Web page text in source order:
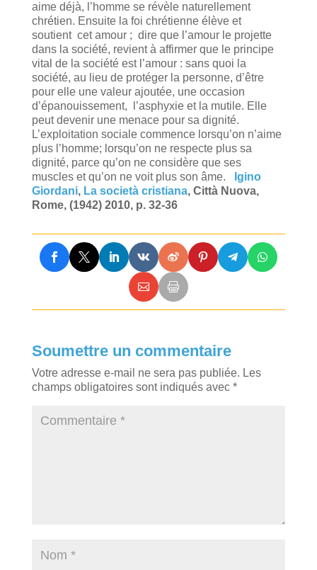
aime déjà, l’homme se révèle naturellement
chrétien. Ensuite la foi chrétienne élève et
soutient cet amour ; dire que l’amour le projette
dans la société, revient à affirmer que le principe
vital de la société est l’amour : sans quoi la
société, au lieu de protéger la personne, d’être
pour elle une valeur ajoutée, une occasion
d’épanouissement, l’asphyxie et la mutile. Elle
peut devenir une menace pour sa dignité.
L’exploitation sociale commence lorsqu’on n’aime
plus l’homme; lorsqu’on ne respecte plus sa
dignité, parce qu’on ne considère que ses
muscles et qu’on ne voit plus son âme.
Igino
Giordani, La società cristiana, Città Nuova,
Rome, (1942) 2010, p. 32-36
Soumettre un commentaire
Votre adresse e-mail ne sera pas publiée. Les
champs obligatoires sont indiqués avec *